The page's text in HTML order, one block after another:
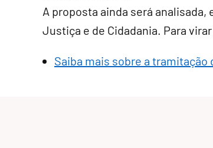
A proposta ainda será analisada,
Justiça e de Cidadania. Para
Saiba mais sobre a tramitação